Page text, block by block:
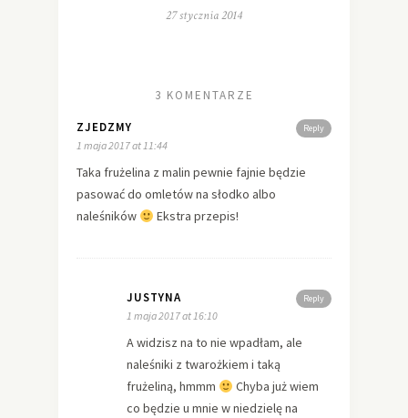
27 stycznia 2014
3 KOMENTARZE
Reply
ZJEDZMY
1 maja 2017 at 11:44
Taka frużelina z malin pewnie fajnie będzie
pasować do omletów na słodko albo
naleśników
Ekstra przepis!
Reply
JUSTYNA
1 maja 2017 at 16:10
A widzisz na to nie wpadłam, ale
naleśniki z twarożkiem i taką
frużeliną, hmmm
Chyba już wiem
co będzie u mnie w niedzielę na